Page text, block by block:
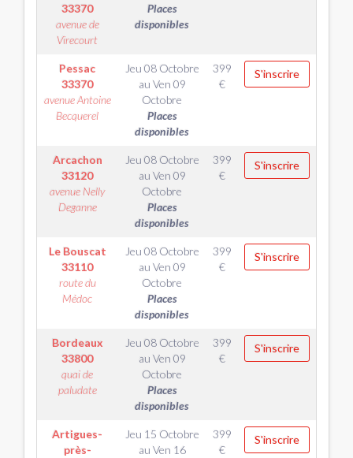
33370
avenue de
Virecourt
Places
disponibles
Pessac
33370
avenue Antoine
Becquerel
Jeu 08 Octobre
au Ven 09
Octobre
Places
disponibles
399
€
S'inscrire
Arcachon
33120
avenue Nelly
Deganne
Jeu 08 Octobre
au Ven 09
Octobre
Places
disponibles
399
€
S'inscrire
Le Bouscat
33110
route du
Médoc
Jeu 08 Octobre
au Ven 09
Octobre
Places
disponibles
399
€
S'inscrire
Bordeaux
33800
quai de
paludate
Jeu 08 Octobre
au Ven 09
Octobre
Places
disponibles
399
€
S'inscrire
Artigues-
près-
Jeu 15 Octobre
au Ven 16
399
€
S'inscrire